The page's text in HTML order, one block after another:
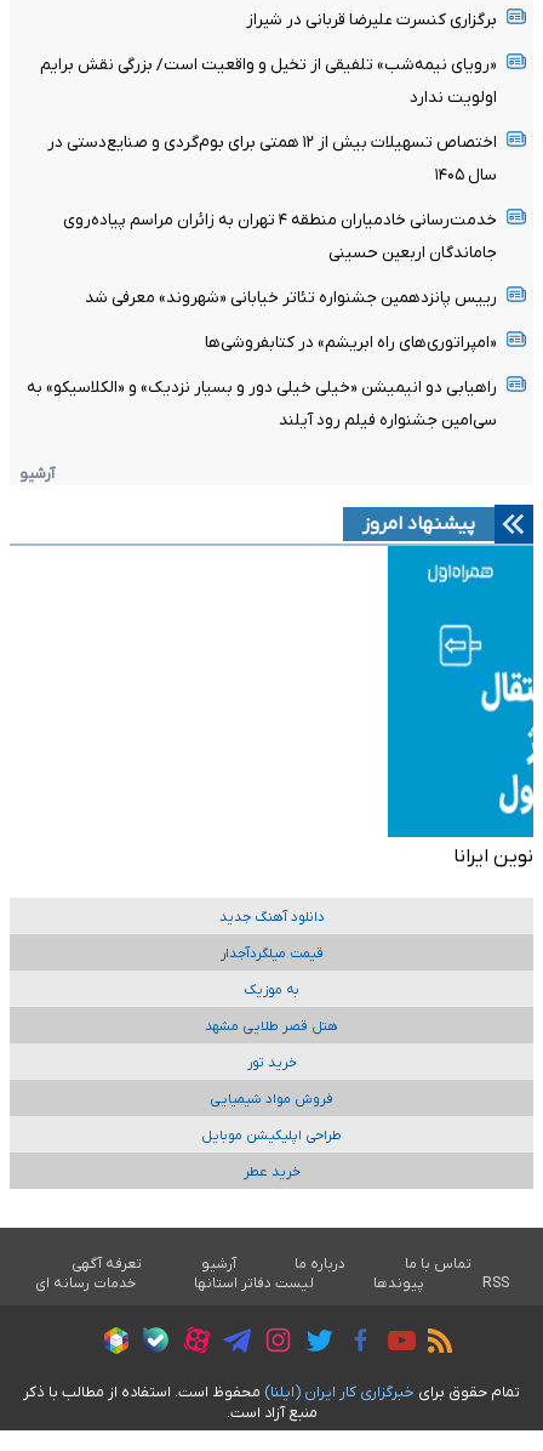
برگزاری کنسرت علیرضا قربانی در شیراز
«رویای نیمه‌شب» تلفیقی از تخیل و واقعیت است/ بزرگی نقش برایم
اولویت ندارد
اختصاص تسهیلات بیش از ۱۲ همتی برای بوم‌گردی و صنایع‌دستی در
سال ۱۴۰۵
خدمت‌رسانی خادمیاران منطقه ۴ تهران به زائران مراسم پیاده‌روی
جاماندگان اربعین حسینی
رییس پانزدهمین جشنواره تئاتر خیابانی «شهروند» معرفی شد
«امپراتوری‌های راه ابریشم» در کتابفروشی‌ها
راهیابی دو انیمیشن «خیلی خیلی دور و بسیار نزدیک» و «الکلاسیکو» به
سی‌امین جشنواره فیلم رود آیلند
آرشیو
پیشنهاد امروز
نوین ایرانا
دانلود آهنگ جدید
قیمت میلگردآجدار
به موزیک
هتل قصر طلایی مشهد
خرید تور
فروش مواد شیمیایی
طراحی اپلیکیشن موبایل
خرید عطر
تماس با ما درباره ما آرشیو
تعرفه آگهی
RSS
پیوندها لیست دفاتر استانها خدمات رسانه ای
تمام حقوق برای خبرگزاری کار ايران (ايلنا) محفوظ است. استفاده از مطالب با ذکر
منبع آزاد است.